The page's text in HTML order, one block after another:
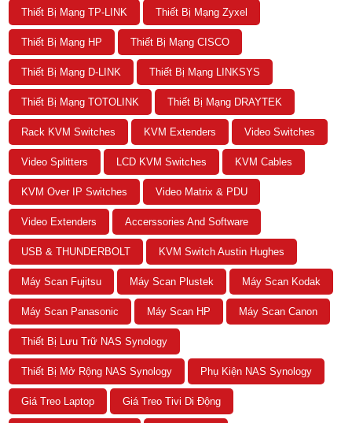
Thiết Bị Mạng TP-LINK Thiết Bị Mạng Zyxel
Thiết Bị Mạng HP Thiết Bị Mạng CISCO
Thiết Bị Mạng D-LINK Thiết Bị Mạng LINKSYS
Thiết Bị Mạng TOTOLINK Thiết Bị Mạng DRAYTEK
Rack KVM Switches KVM Extenders Video Switches
Video Splitters LCD KVM Switches KVM Cables
KVM Over IP Switches Video Matrix & PDU
Video Extenders Accerssories And Software
USB & THUNDERBOLT KVM Switch Austin Hughes
Máy Scan Fujitsu Máy Scan Plustek Máy Scan Kodak
Máy Scan Panasonic Máy Scan HP Máy Scan Canon
Thiết Bị Lưu Trữ NAS Synology
Thiết Bị Mở Rộng NAS Synology Phụ Kiện NAS Synology
Giá Treo Laptop Giá Treo Tivi Di Động